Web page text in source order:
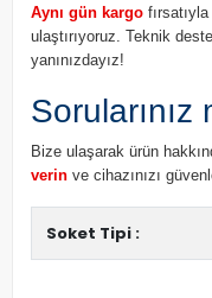
Aynı gün kargo
ulaştırıyoruz. Teknik
yanınızdayız!
Sorularınız
Bize ulaşarak ürün
verin ve cihazınızı
Soket Tipi :